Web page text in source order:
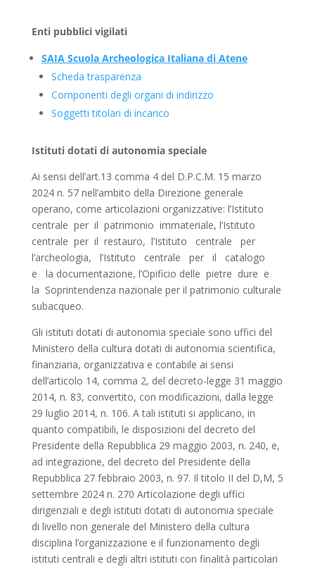
Enti pubblici vigilati
SAIA Scuola Archeologica Italiana di Atene
Scheda trasparenza
Componenti degli organi di indirizzo
Soggetti titolari di incarico
Istituti dotati di autonomia speciale
Ai sensi dell’art.13 comma 4 del D.P.C.M. 15 marzo
2024 n. 57 nell’ambito della Direzione generale
operano, come articolazioni organizzative: l’Istituto
centrale per il patrimonio immateriale, l’Istituto
centrale per il restauro, l’Istituto centrale per
l’archeologia, l’Istituto centrale per il catalogo
e la documentazione, l’Opificio delle pietre dure e
la Soprintendenza nazionale per il patrimonio culturale
subacqueo.
Gli istituti dotati di autonomia speciale sono uffici del
Ministero della cultura dotati di autonomia scientifica,
finanziaria, organizzativa e contabile ai sensi
dell’articolo 14, comma 2, del decreto-legge 31 maggio
2014, n. 83, convertito, con modificazioni, dalla legge
29 luglio 2014, n. 106. A tali istituti si applicano, in
quanto compatibili, le disposizioni del decreto del
Presidente della Repubblica 29 maggio 2003, n. 240, e,
ad integrazione, del decreto del Presidente della
Repubblica 27 febbraio 2003, n. 97. Il titolo II del D,M, 5
settembre 2024 n. 270 Articolazione degli uffici
dirigenziali e degli istituti dotati di autonomia speciale
di livello non generale del Ministero della cultura
disciplina l’organizzazione e il funzionamento degli
istituti centrali e degli altri istituti con finalità particolari